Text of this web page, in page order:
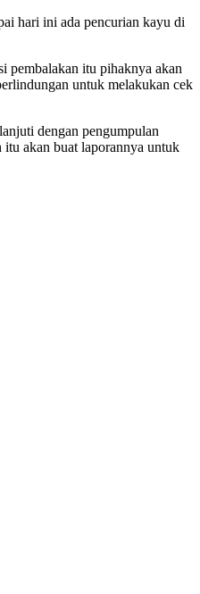
hari ini ada pencurian kayu di
pembalakan itu pihaknya akan
untuk melakukan cek
dengan pengumpulan
akan buat laporannya untuk